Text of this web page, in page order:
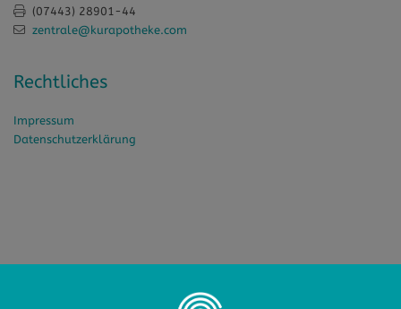
(07443) 28901-44
zentrale@kurapotheke.com
Rechtliches
Impressum
Datenschutzerklärung